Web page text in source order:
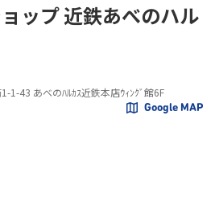
ップ 近鉄あべのハル
1-43 あべのﾊﾙｶｽ近鉄本店ｳｨﾝｸﾞ館6F
Google MAP